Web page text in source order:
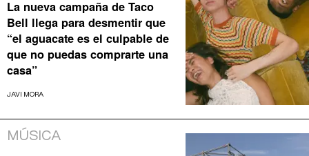
La nueva campaña de Taco
Bell llega para desmentir que
“el aguacate es el culpable de
que no puedas comprarte una
casa”
JAVI MORA
MÚSICA